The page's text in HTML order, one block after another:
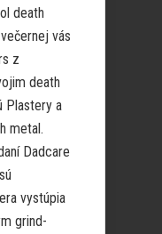
death
vás
z
death
Plastery a
metal.
Dadcare
vystúpia
grind-